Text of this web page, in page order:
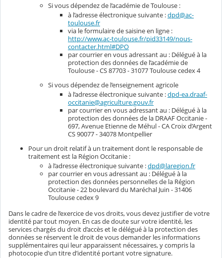
Si vous dépendez de l’académie de Toulouse :
à l’adresse électronique suivante :dpd@ac-
toulouse.fr
via le formulaire de saisine en ligne :
http://www.ac-toulouse.fr/pid33149/nous-
contacter.html#DPO
par courrier en vous adressant au : Délégué à la
protection des données de l’académie de
Toulouse - CS 87703 - 31077 Toulouse cedex 4
Si vous dépendez de l’enseignement agricole
à l’adresse électronique suivante :dpd-ea.draaf-
occitanie@agriculture.gouv.fr
par courrier en vous adressant au : Délégué à la
protection des données de la DRAAF Occitanie -
697, Avenue Etienne de Méhul - CA Croix d’Argent
CS 90077 - 34078 Montpellier
Pour un droit relatif à un traitement dont le responsable de
traitement est la Région Occitanie :
à l’adresse électronique suivante :dpd@laregion.fr
par courrier en vous adressant au : Délégué à la
protection des données personnelles de la Région
Occitanie - 22 boulevard du Maréchal Juin - 31406
Toulouse cedex 9
Dans le cadre de l’exercice de vos droits, vous devez justifier de votre
identité par tout moyen. En cas de doute sur votre identité, les
services chargés du droit d’accès et le délégué à la protection des
données se réservent le droit de vous demander les informations
supplémentaires qui leur apparaissent nécessaires, y compris la
photocopie d’un titre d’identité portant votre signature.